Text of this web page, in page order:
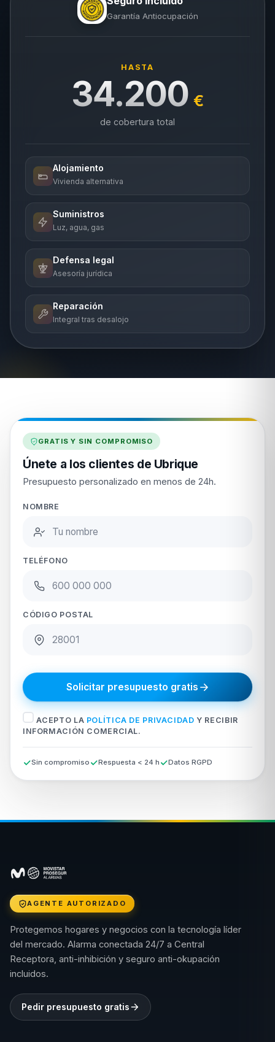
Garantía Antiocupación
HASTA
34.200 €
de cobertura total
Alojamiento
Vivienda alternativa
Suministros
Luz, agua, gas
Defensa legal
Asesoría jurídica
Reparación
Integral tras desalojo
GRATIS Y SIN COMPROMISO
Únete a los clientes de Ubrique
Presupuesto personalizado en menos de 24h.
NOMBRE
TELÉFONO
CÓDIGO POSTAL
Solicitar presupuesto gratis
ACEPTO LA POLÍTICA DE PRIVACIDAD Y RECIBIR
INFORMACIÓN COMERCIAL.
Sin compromiso Respuesta < 24 h Datos RGPD
AGENTE AUTORIZADO
Protegemos hogares y negocios con la tecnología líder
del mercado. Alarma conectada 24/7 a Central
Receptora, anti-inhibición y seguro anti-okupación
incluidos.
Pedir presupuesto gratis